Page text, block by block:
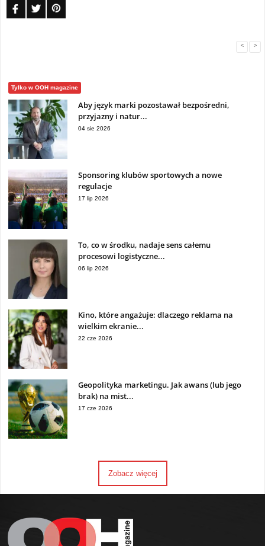
< >
Tylko w OOH magazine
Aby język marki pozostawał bezpośredni,
przyjazny i natur...
04 sie 2026
Sponsoring klubów sportowych a nowe
regulacje
17 lip 2026
To, co w środku, nadaje sens całemu
procesowi logistyczne...
06 lip 2026
Kino, które angażuje: dlaczego reklama na
wielkim ekranie...
22 cze 2026
Geopolityka marketingu. Jak awans (lub jego
brak) na mist...
17 cze 2026
Zobacz więcej